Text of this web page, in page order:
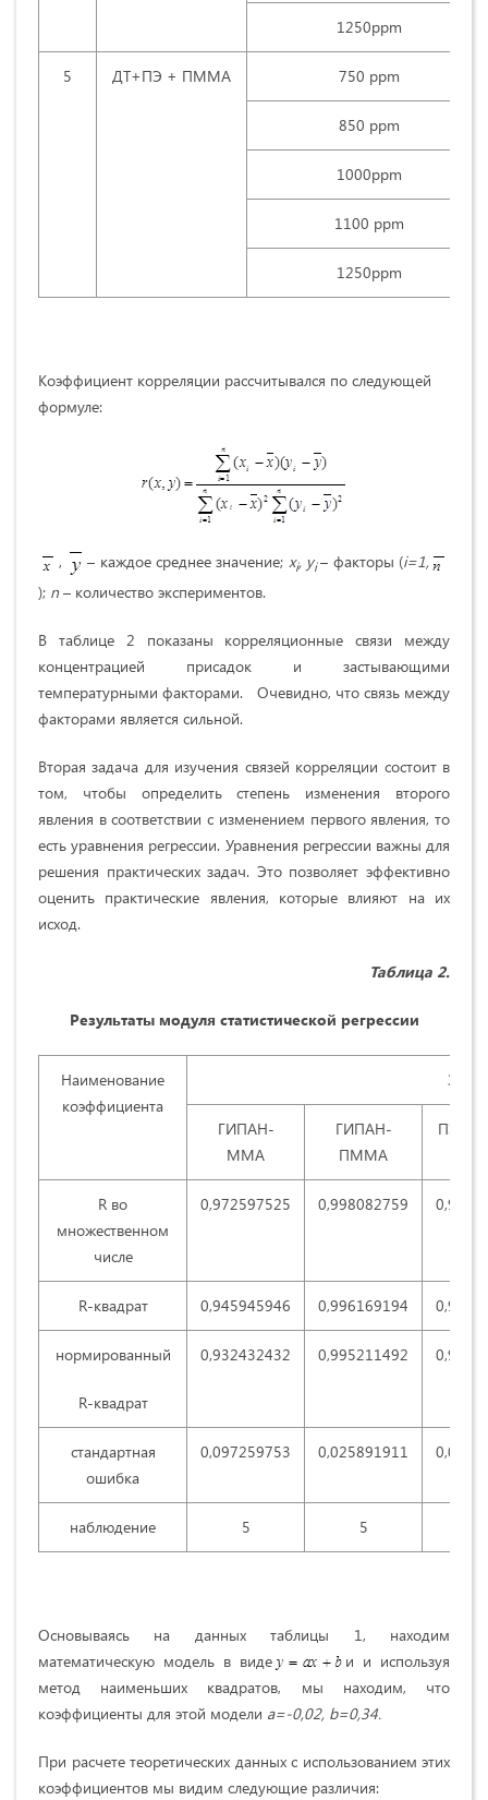
1250ppm
5 ДТ+ПЭ + ПММА 750 ррm
850 ррm
1000ppm
1100 ррm
1250ppm
Коэффициент корреляции рассчитывался по следующей
формуле:
, – каждое среднее значение; xi, yi – факторы (i=1,
); n– количество экспериментов.
В таблице 2 показаны корреляционные связи между
концентрацией присадок и застывающими
температурными факторами. Очевидно, что связь между
факторами является сильной.
Вторая задача для изучения связей корреляции состоит в
том, чтобы определить степень изменения второго
явления в соответствии с изменением первого явления, то
есть уравнения регрессии. Уравнения регрессии важны для
решения практических задач. Это позволяет эффективно
оценить практические явления, которые влияют на их
исход.
Таблица 2.
Результаты модуля статистической регрессии
Наименование
коэффициента
ГИПАН-
ММА
ГИПАН-
ПММА
ПЭ -
R во
множественном
числе
0,972597525 0,998082759
R-квадрат 0,945945946 0,996169194
нормированный
R-квадрат
0,932432432 0,995211492
стандартная
ошибка
0,097259753 0,025891911
наблюдение 5 5
Основываясь на данных таблицы 1, находим
математическую модель в виде
и и используя
метод наименьших квадратов, мы находим, что
коэффициенты для этой модели a=-0,02, b=0,34.
При расчете теоретических данных с использованием этих
коэффициентов мы видим следующие различия: